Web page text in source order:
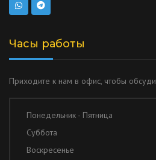
Часы работы
Приходите к нам в офис, чтобы
Понедельник - Пятница
Суббота
Воскресенье